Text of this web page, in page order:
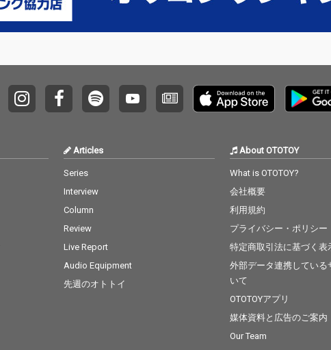
Articles
Series
Interview
Column
Review
Live Report
Audio Equipment
先週のオトトイ
About OTOTOY
What is OTOTOY?
会社概要
利用規約
プライバシー・ポリシー
特定商取引法に基づく表
外部データ連携している
いて
OTOTOYアプリ
媒体資料と広告のご案内
Our Team